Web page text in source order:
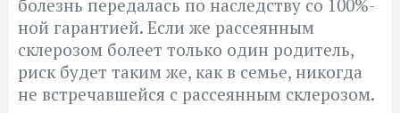
болезнь передалась по наследству со 100%-
ной гарантией. Если же рассеянным
склерозом болеет только один родитель,
риск будет таким же, как в семье, никогда
не встречавшейся с рассеянным склерозом.